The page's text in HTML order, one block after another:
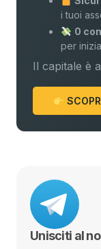
i tuoi
0
per
Il capitale è
Unisciti al